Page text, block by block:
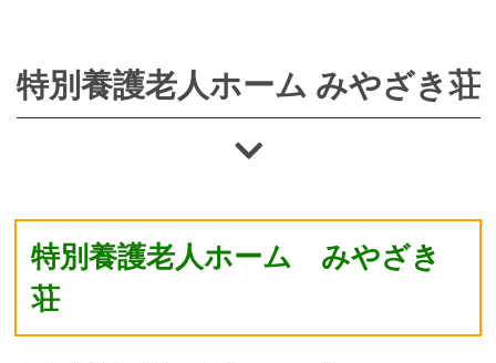
特別養護老人ホーム みやざき荘
特別養護老人ホーム みやざき
荘